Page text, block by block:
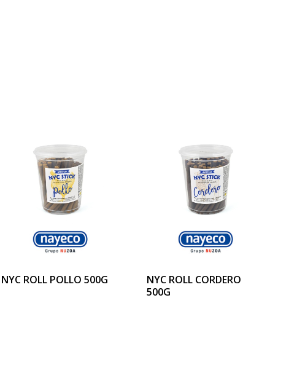
NYC ROLL POLLO 500G
NYC ROLL CORDERO
500G